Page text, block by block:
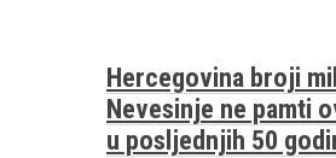
Hercegovina broji
Nevesinje ne pamti
u posljednjih 50